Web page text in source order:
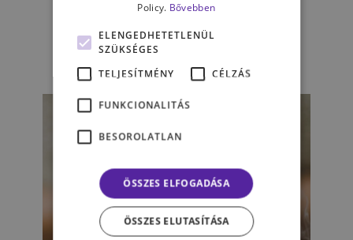
Non-stop online – nyugi
DEMETER TÜNDE
Policy. Bővebben
ELENGEDHETETLENÜL
SZÜKSÉGES
TELJESÍTMÉNY
CÉLZÁS
FUNKCIONALITÁS
BESOROLATLAN
ÖSSZES ELFOGADÁSA
ÖSSZES ELUTASÍTÁSA